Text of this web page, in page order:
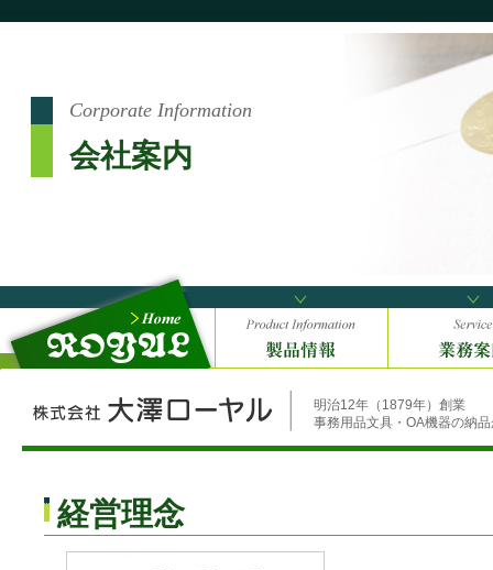
明治12年（1879年）創業
事務用品文具・OA機器の納
Corporate Information
会社案内
経営理念